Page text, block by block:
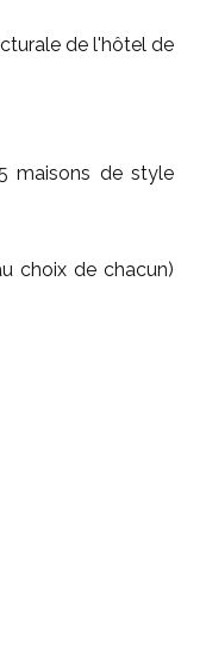
de l'hôtel de
maisons de style
choix de chacun)